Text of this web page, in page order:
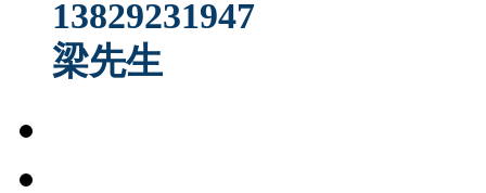
13829231947
梁先生